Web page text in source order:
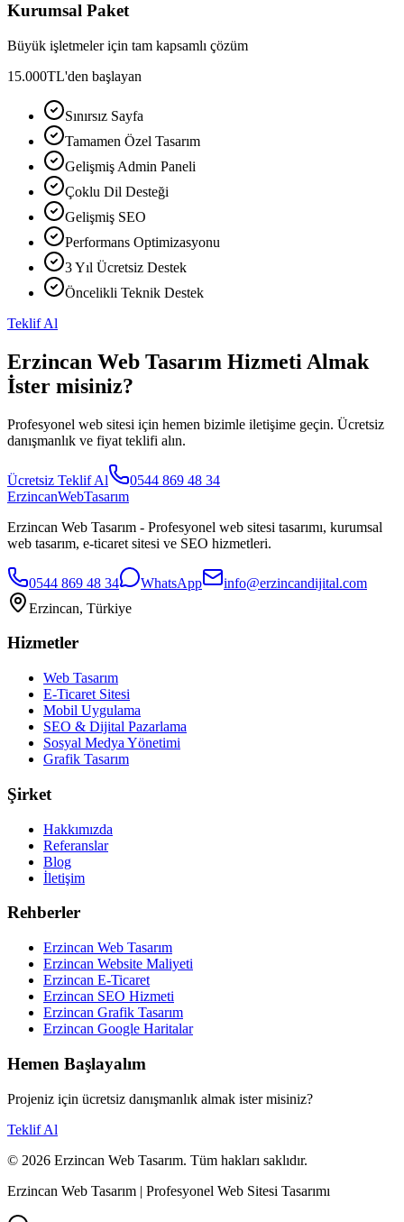
Kurumsal Paket
Büyük işletmeler için tam kapsamlı çözüm
15.000TL'den başlayan
Sınırsız Sayfa
Tamamen Özel Tasarım
Gelişmiş Admin Paneli
Çoklu Dil Desteği
Gelişmiş SEO
Performans Optimizasyonu
3 Yıl Ücretsiz Destek
Öncelikli Teknik Destek
Teklif Al
Erzincan Web Tasarım Hizmeti Almak
İster misiniz?
Profesyonel web sitesi için hemen bizimle iletişime geçin. Ücretsiz
danışmanlık ve fiyat teklifi alın.
Ücretsiz Teklif Al
0544 869 48 34
ErzincanWebTasarım
Erzincan Web Tasarım - Profesyonel web sitesi tasarımı, kurumsal
web tasarım, e-ticaret sitesi ve SEO hizmetleri.
0544 869 48 34 WhatsApp
info@erzincandijital.com
Erzincan, Türkiye
Hizmetler
Web Tasarım
E-Ticaret Sitesi
Mobil Uygulama
SEO & Dijital Pazarlama
Sosyal Medya Yönetimi
Grafik Tasarım
Şirket
Hakkımızda
Referanslar
Blog
İletişim
Rehberler
Erzincan Web Tasarım
Erzincan Website Maliyeti
Erzincan E-Ticaret
Erzincan SEO Hizmeti
Erzincan Grafik Tasarım
Erzincan Google Haritalar
Hemen Başlayalım
Projeniz için ücretsiz danışmanlık almak ister misiniz?
Teklif Al
© 2026 Erzincan Web Tasarım. Tüm hakları saklıdır.
Erzincan Web Tasarım | Profesyonel Web Sitesi Tasarımı